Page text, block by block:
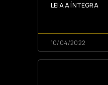
LEIA A ÍNTEGRA
10/04/2022